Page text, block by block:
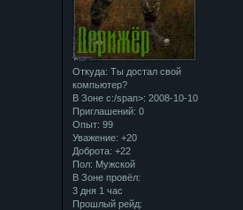
Откуда: Ты достал свой
компьютер?
В Зоне с:/span>: 2008-10-10
Приглашений: 0
Опыт: 99
Уважение: +20
Доброта: +22
Пол: Мужской
В Зоне провёл:
3 дня 1 час
Прошлый рейд: